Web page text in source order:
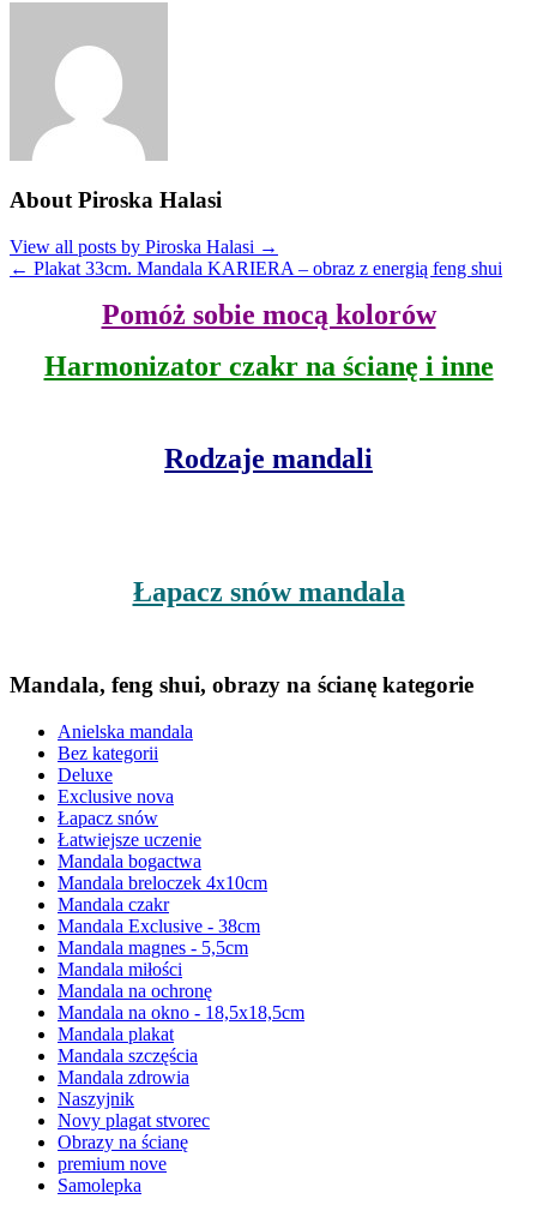
About Piroska Halasi
View all posts by Piroska Halasi →
← Plakat 33cm. Mandala KARIERA – obraz z energią feng shui
Pomóż sobie mocą kolorów
Harmonizator czakr na ścianę i inne
Rodzaje mandali
Łapacz snów mandala
Mandala, feng shui, obrazy na ścianę kategorie
Anielska mandala
Bez kategorii
Deluxe
Exclusive nova
Łapacz snów
Łatwiejsze uczenie
Mandala bogactwa
Mandala breloczek 4x10cm
Mandala czakr
Mandala Exclusive - 38cm
Mandala magnes - 5,5cm
Mandala miłości
Mandala na ochronę
Mandala na okno - 18,5x18,5cm
Mandala plakat
Mandala szczęścia
Mandala zdrowia
Naszyjnik
Novy plagat stvorec
Obrazy na ścianę
premium nove
Samolepka